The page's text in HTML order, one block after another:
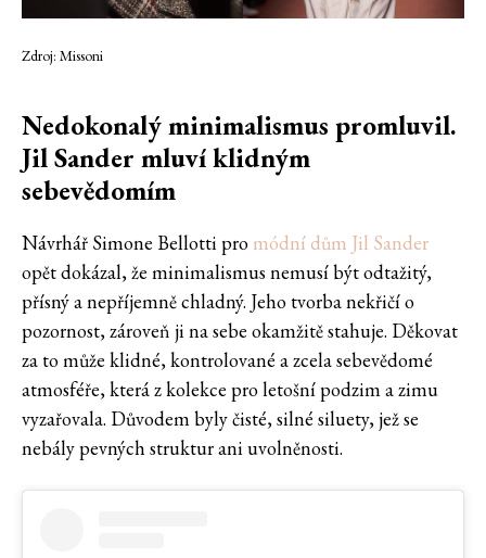
Zdroj: Missoni
Nedokonalý minimalismus promluvil.
Jil Sander mluví klidným
sebevědomím
Návrhář Simone Bellotti pro módní dům Jil Sander
opět dokázal, že minimalismus nemusí být odtažitý,
přísný a nepříjemně chladný. Jeho tvorba nekřičí o
pozornost, zároveň ji na sebe okamžitě stahuje. Děkovat
za to může klidné, kontrolované a zcela sebevědomé
atmosféře, která z kolekce pro letošní podzim a zimu
vyzařovala. Důvodem byly čisté, silné siluety, jež se
nebály pevných struktur ani uvolněnosti.